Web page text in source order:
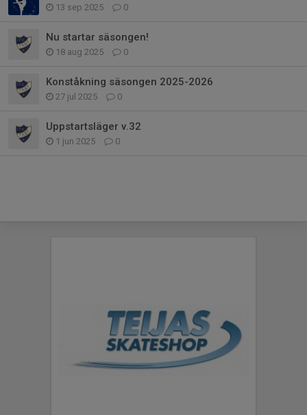
13 sep 2025 0
Nu startar säsongen!
18 aug 2025 0
Konståkning säsongen 2025-2026
27 jul 2025 0
Uppstartsläger v.32
1 jun 2025 0